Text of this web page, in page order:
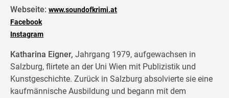
Webseite: www.soundofkrimi.at
Facebook
Instagram
Katharina Eigner, Jahrgang 1979, aufgewachsen in
Salzburg, flirtete an der Uni Wien mit Publizistik und
Kunstgeschichte. Zurück in Salzburg absolvierte sie eine
kaufmännische Ausbildung und begann mit dem